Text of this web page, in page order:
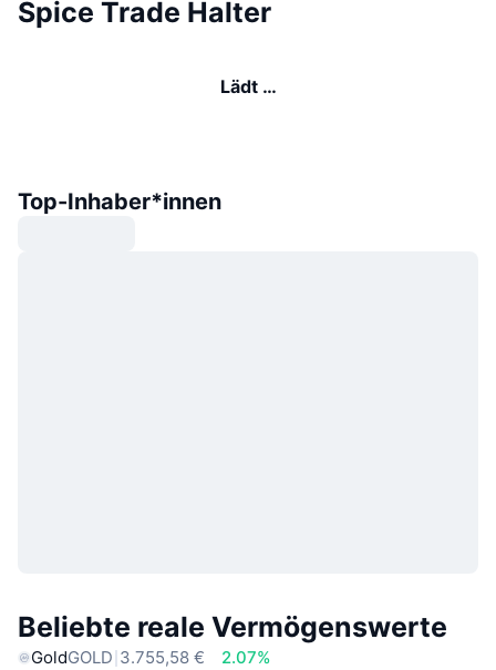
Spice Trade Halter
Lädt …
Top-Inhaber*innen
Beliebte reale Vermögenswerte
GoldGOLD 3.755,58 €
2.07%